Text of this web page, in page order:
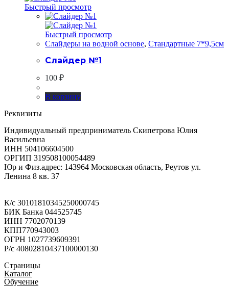
Быстрый просмотр
Быстрый просмотр
Слайдеры на водной основе, Стандартные 7*9,5см
Слайдер №1
100 ₽
В корзину
Реквизиты
Индивидуальный предприниматель Скипетрова Юлия
Васильевна
ИНН 504106604500
ОРГИП 319508100054489
Юр и Физ.адрес: 143964 Московская область, Реутов ул.
Ленина 8 кв. 37
К/с 30101810345250000745
БИК Банка 044525745
ИНН 7702070139
КПП770943003
ОГРН 1027739609391
Р/с 40802810437100000130
Страницы
Каталог
Обучение